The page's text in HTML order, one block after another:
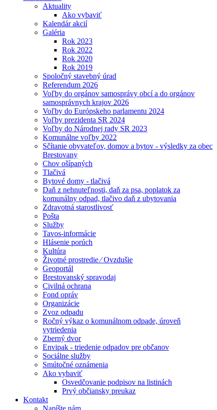
Aktuality
Ako vybaviť
Kalendár akcií
Galéria
Rok 2023
Rok 2022
Rok 2020
Rok 2019
Spoločný stavebný úrad
Referendum 2026
Voľby do orgánov samosprávy obcí a do orgánov
samosprávnych krajov 2026
Voľby do Európskeho parlamentu 2024
Voľby prezidenta SR 2024
Voľby do Národnej rady SR 2023
Komunálne voľby 2022
Sčítanie obyvateľov, domov a bytov - výsledky za obec
Brestovany
Chov ošípaných
Tlačivá
Bytové domy - tlačivá
Daň z nehnuteľnosti, daň za psa, poplatok za
komunálny odpad, tlačivo daň z ubytovania
Zdravotná starostlivosť
Pošta
Služby
Tavos-informácie
Hlásenie porúch
Kultúra
Životné prostredie ⁄ Ovzdušie
Geoportál
Brestovanský spravodaj
Civilná ochrana
Fond opráv
Organizácie
Zvoz odpadu
Ročný výkaz o komunálnom odpade, úroveň
vytriedenia
Zberný dvor
Envipak - triedenie odpadov pre občanov
Sociálne služby
Smútočné oznámenia
Ako vybaviť
Osvedčovanie podpisov na listinách
Prvý občiansky preukaz
Kontakt
Napíšte nám